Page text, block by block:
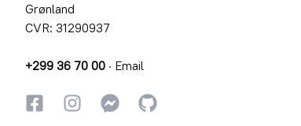
Grønland
CVR: 31290937
+299 36 70 00 · Email
FacebookInstagramInstagram
GitHub